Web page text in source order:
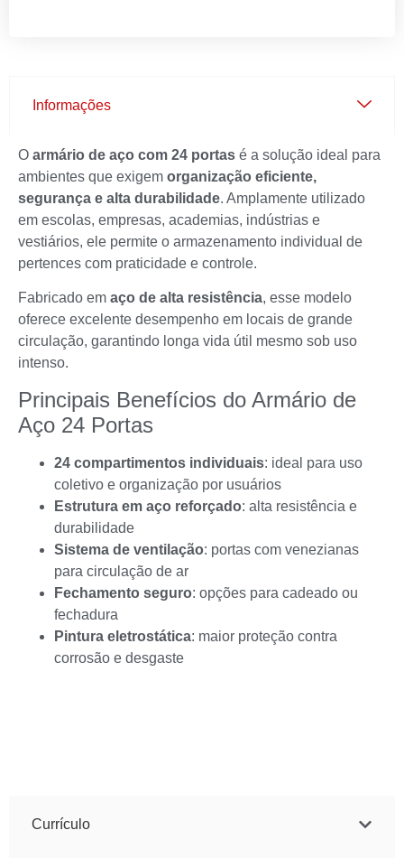
Informações
Currículo
O armário de aço com 24 portas é a solução ideal para
ambientes que exigem organização eficiente,
segurança e alta durabilidade. Amplamente utilizado
em escolas, empresas, academias, indústrias e
vestiários, ele permite o armazenamento individual de
pertences com praticidade e controle.
Fabricado em aço de alta resistência, esse modelo
oferece excelente desempenho em locais de grande
circulação, garantindo longa vida útil mesmo sob uso
intenso.
Principais Benefícios do Armário de
Aço 24 Portas
24 compartimentos individuais: ideal para uso
coletivo e organização por usuários
Estrutura em aço reforçado: alta resistência e
durabilidade
Sistema de ventilação: portas com venezianas
para circulação de ar
Fechamento seguro: opções para cadeado ou
fechadura
Pintura eletrostática: maior proteção contra
corrosão e desgaste